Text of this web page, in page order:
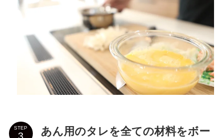
STEP
あん用のタレを全ての材料をボー